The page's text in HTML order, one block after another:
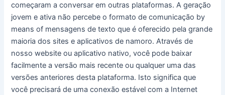
começaram a conversar em outras plataformas. A geração
jovem e ativa não percebe o formato de comunicação by
means of mensagens de texto que é oferecido pela grande
maioria dos sites e aplicativos de namoro. Através de
nosso website ou aplicativo nativo, você pode baixar
facilmente a versão mais recente ou qualquer uma das
versões anteriores desta plataforma. Isto significa que
você precisará de uma conexão estável com a Internet